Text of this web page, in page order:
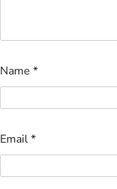
Name *
Email*